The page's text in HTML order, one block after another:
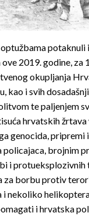
potaknuli
2019. godine, za
okupljanja
kao i svih
te paljenjem
hrvatskih
genocida, pripremi
policajaca, brojnim
i protueksplozivnih
za borbu protiv
nekoliko
i hrvatska